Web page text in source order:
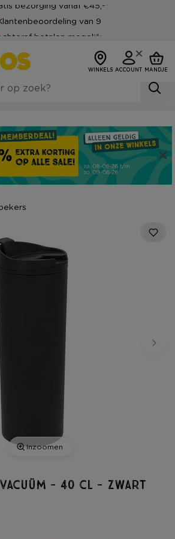
bezorging vanaf €45,-*
van 9
betalen mogelijk
WINKELS ACCOUNT MANDJE
Inzoomen
- 40 cl - zwart